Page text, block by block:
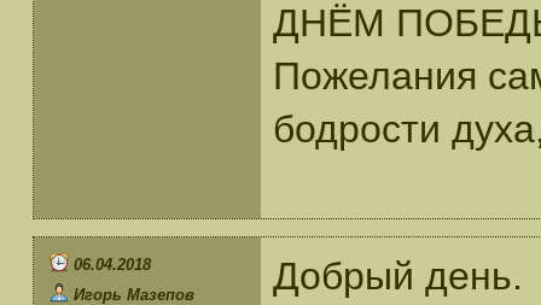
ДНЁМ
Пожелания
бодрости
06.04.2018
Игорь Мазепов
Добрый день.